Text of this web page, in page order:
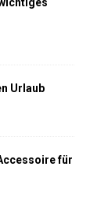
Urlaub
für